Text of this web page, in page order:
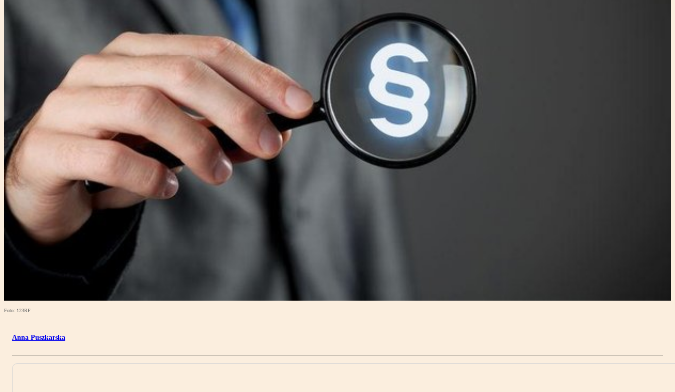
Foto: 123RF
Anna Puszkarska